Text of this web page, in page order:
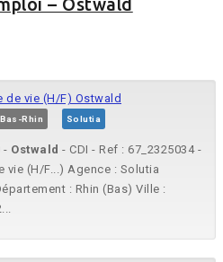
– Ostwald
de vie (H/F) Ostwald
Rhin Solutia
- Ostwald - CDI - Ref : 67_2325034 -
vie (H/F...) Agence : Solutia
: Rhin (Bas) Ville :